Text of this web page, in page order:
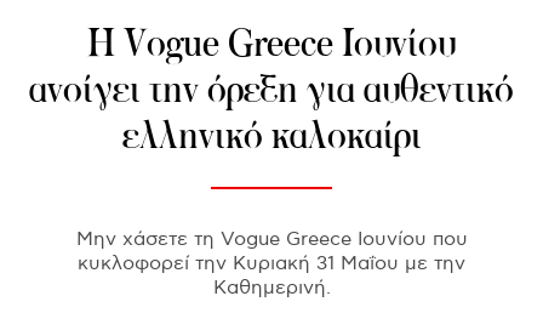
Η Vogue Greece Ιουνίου
ανοίγει την όρεξη για αυθεντικό
ελληνικό καλοκαίρι
Μην χάσετε τη Vogue Greece Ιουνίου που
κυκλοφορεί την Κυριακή 31 Μαΐου με την
Καθημερινή.